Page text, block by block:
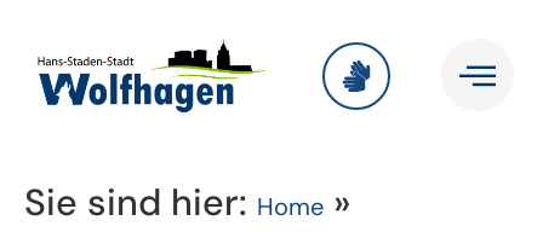
Sie sind hier: Home »